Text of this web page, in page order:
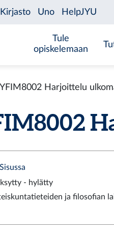
Tule
opiskelemaan
YFIM8002 Harjoittelu
- hylätty
ja filosofian